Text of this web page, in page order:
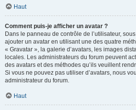
Haut
Comment puis-je afficher un avatar ?
Dans le panneau de contrôle de l’utilisateur,
ajouter un avatar en utilisant une des quatre
« Gravatar », la galerie d’avatars, les images
locales. Les administrateurs du forum peuvent
des avatars et des méthodes qu’ils veuillent
Si vous ne pouvez pas utiliser d’avatars, nous
administrateur du forum.
Haut